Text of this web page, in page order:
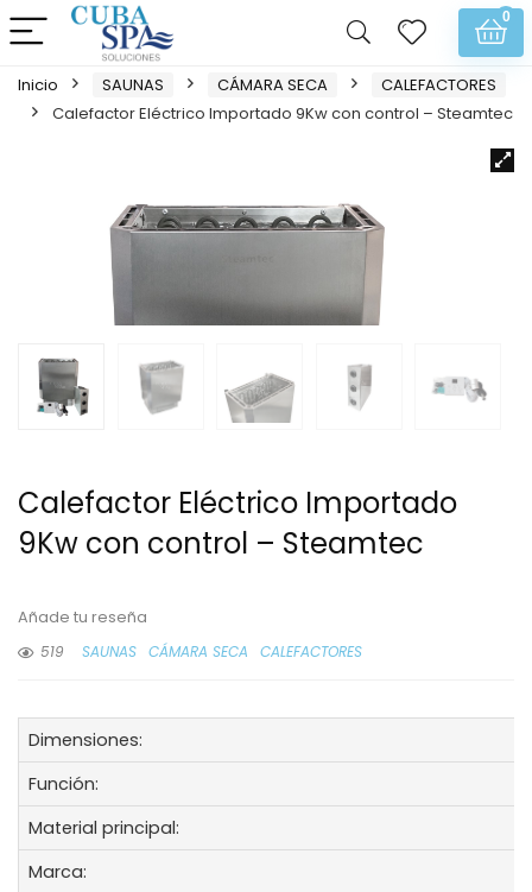
0
Inicio SAUNAS CÁMARA SECA
CALEFACTORES
Calefactor Eléctrico Importado 9Kw con control – Steamtec
Calefactor Eléctrico Importado
9Kw con control – Steamtec
Añade tu reseña
519
SAUNAS CÁMARA SECA CALEFACTORES
Dimensiones:
Función:
Material principal:
Marca: